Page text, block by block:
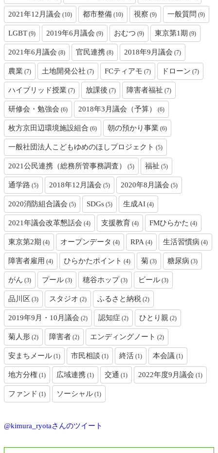
2021年12月議会 (10) 都市整備 (10) 視察 (9) 一般質問 (9)
LGBT (9) 2019年6月議会 (9) おむつ (9) 東京第1期 (9)
2021年6月議会 (8) 官民連携 (8) 2018年9月議会 (7)
農業 (7) 土地開発公社 (7) FCティアモ (7) ドローン (7)
ハイブリッド授業 (7) 放課後 (7) 障害者福祉 (7)
研修会・勉強会 (6) 2018年3月議会（予算） (6)
枚方京田辺環境施設組合 (6) 朝の預かり事業 (6)
一般社団法人こどもゆめのほしプロジェクト (5)
2021公民連携（総務所管事務調査） (5) 福祉 (5)
通学路 (5) 2018年12月議会 (5) 2020年8月議会 (5)
2020消防組合議会 (5) SDGs (5) 生成AI (4)
2021年議会改革懇話会 (4) 支援教育 (4) FMひらかた (4)
東京第2期 (4) オープンデータ (4) RPA (4) 生活習慣病 (4)
障害者雇用 (4) ひらかたポイント (4) 菊 (3) 糖尿病 (3)
がん (3) プール (3) 穂谷ホップ (3) ビール (3)
品川区 (3) スタジオ (2) ふるさと納税 (2)
2019年9月・10月議会 (2) 認知症 (2) ひとり親 (2)
菊人形 (2) 障害者 (2) エンディングノート (2)
安まちメール (1) 市民相談 (1) 終活 (1) 本会議 (1)
地方分権 (1) 広域連携 (1) 交通 (1) 2022年度9月議会 (1)
ファンド (1) ソーシャル (1)
@kimura_ryotaさんのツイート